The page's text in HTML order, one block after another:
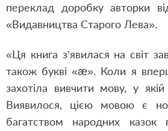
переклад доробку авторки
«Видавництва Старого Лева».
«Ця книга з’явилася на світ
також букві «æ». Коли я
захотіла вивчити мову, у
Виявилося, цією мовою є
багатством народних казок